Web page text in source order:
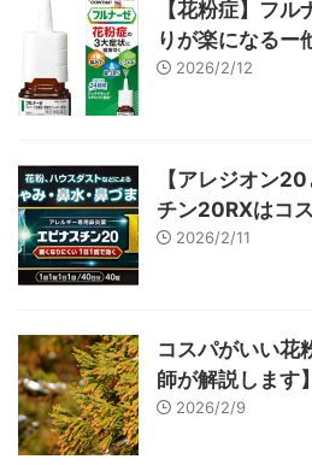
【花粉症】フ
りが楽になるー
2026/2/12
【アレジオン
チン20RXはコ
2026/2/11
コスパがいい花
師が解説します】
2026/2/9